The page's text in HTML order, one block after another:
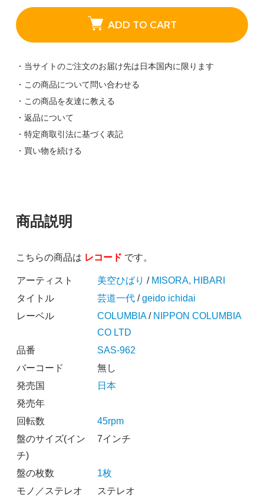
ADD TO CART
・当サイトのご注文のお届け先は日本国内に限ります
・この商品について問い合わせる
・この商品を友達に教える
・返品について
・特定商取引法に基づく表記
・買い物を続ける
商品説明
こちらの商品は レコード です。
アーティスト 美空ひばり / MISORA, HIBARI
タイトル
芸道一代/geido ichidai
レーベル
COLUMBIA/ NIPPON COLUMBIA
CO LTD
品番
SAS-962
バーコード
無し
発売国
日本
発売年
回転数
45rpm
盤のサイズ(イン
チ)
7インチ
盤の枚数
1枚
モノ／ステレオ
ステレオ